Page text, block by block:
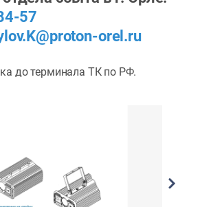
57
orel.ru
до терминала ТК по РФ.